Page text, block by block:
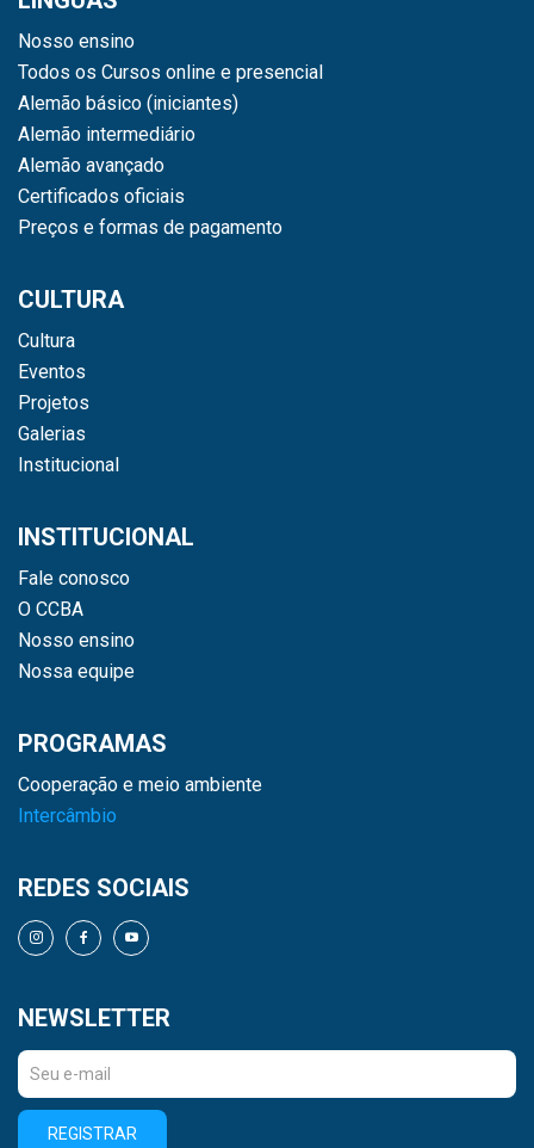
Nosso ensino
Todos os Cursos online e presencial
Alemão básico (iniciantes)
Alemão intermediário
Alemão avançado
Certificados oficiais
Preços e formas de pagamento
CULTURA
Cultura
Eventos
Projetos
Galerias
Institucional
INSTITUCIONAL
Fale conosco
O CCBA
Nosso ensino
Nossa equipe
PROGRAMAS
Cooperação e meio ambiente
Intercâmbio
REDES SOCIAIS
NEWSLETTER
REGISTRAR